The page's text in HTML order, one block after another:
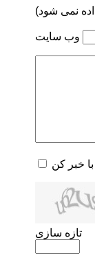
نمی شود)
وب سایت
خبر کن
تازه سازی